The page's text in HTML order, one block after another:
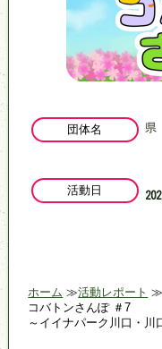
団体名 県
活動日
ホーム
活動レポート
コバトンさんぽ ＃7
～イイナパーク川口・川